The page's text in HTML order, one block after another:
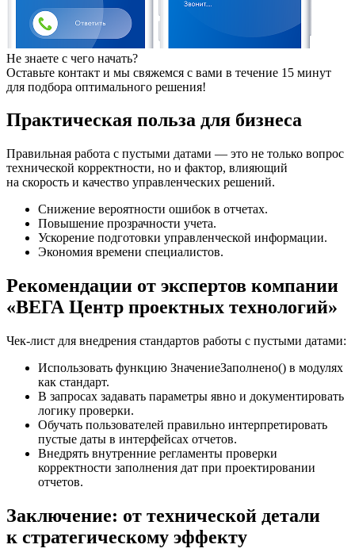
Не знаете с чего начать?
Оставьте контакт и мы свяжемся с вами в течение 15 минут
для подбора оптимального решения!
Практическая польза для бизнеса
Правильная работа с пустыми датами — это не только вопрос
технической корректности, но и фактор, влияющий
на скорость и качество управленческих решений.
Снижение вероятности ошибок в отчетах.
Повышение прозрачности учета.
Ускорение подготовки управленческой информации.
Экономия времени специалистов.
Рекомендации от экспертов компании
«ВЕГА Центр проектных технологий»
Чек-лист для внедрения стандартов работы с пустыми датами:
Использовать функцию ЗначениеЗаполнено() в модулях
как стандарт.
В запросах задавать параметры явно и документировать
логику проверки.
Обучать пользователей правильно интерпретировать
пустые даты в интерфейсах отчетов.
Внедрять внутренние регламенты проверки
корректности заполнения дат при проектировании
отчетов.
Заключение: от технической детали
к стратегическому эффекту